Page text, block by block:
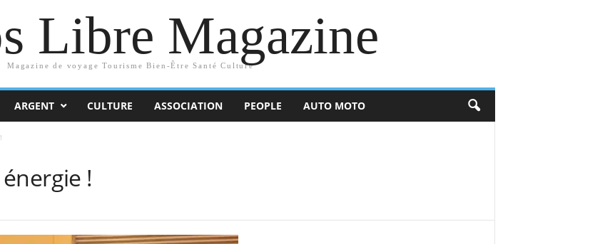
Libre Magazine
Magazine de voyage Tourisme Bien-Être Santé Culture
ARGENT CULTURE ASSOCIATION PEOPLE AUTO MOTO
!